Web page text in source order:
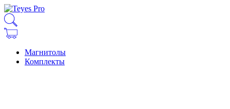
Магнитолы
Комплекты